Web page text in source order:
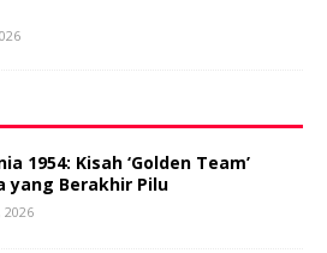
1954: Kisah ‘Golden Team’
yang Berakhir Pilu
2026